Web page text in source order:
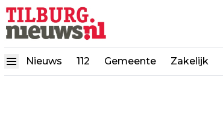
Nieuws 112 Gemeente Zakelijk